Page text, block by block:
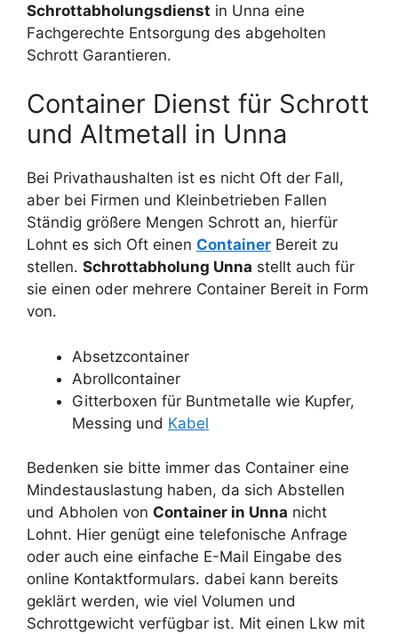
Schrottabholungsdienst in Unna eine
Fachgerechte Entsorgung des abgeholten
Schrott Garantieren.
Container Dienst für Schrott
und Altmetall in Unna
Bei Privathaushalten ist es nicht Oft der Fall,
aber bei Firmen und Kleinbetrieben Fallen
Ständig größere Mengen Schrott an, hierfür
Lohnt es sich Oft einen Container Bereit zu
stellen. Schrottabholung Unna stellt auch für
sie einen oder mehrere Container Bereit in Form
von.
Absetzcontainer
Abrollcontainer
Gitterboxen für Buntmetalle wie Kupfer,
Messing und Kabel
Bedenken sie bitte immer das Container eine
Mindestauslastung haben, da sich Abstellen
und Abholen von Container in Unna nicht
Lohnt. Hier genügt eine telefonische Anfrage
oder auch eine einfache E-Mail Eingabe des
online Kontaktformulars. dabei kann bereits
geklärt werden, wie viel Volumen und
Schrottgewicht verfügbar ist. Mit einen Lkw mit